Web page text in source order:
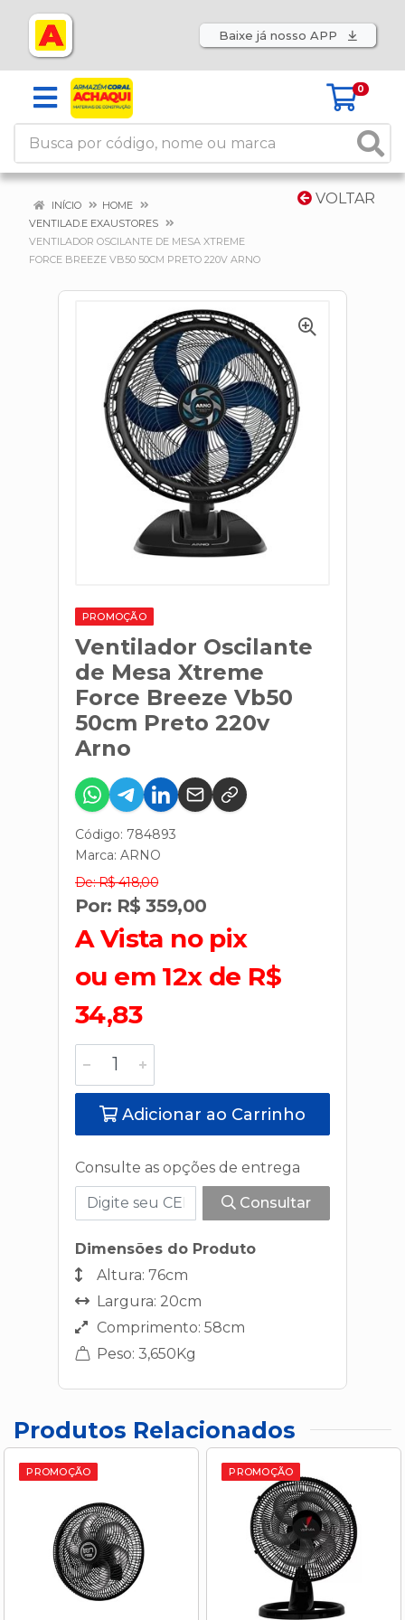
Baixe já nosso APP
0
VOLTAR
INÍCIO
HOME
VENTILAD.E EXAUSTORES
VENTILADOR OSCILANTE DE MESA XTREME
FORCE BREEZE VB50 50CM PRETO 220V ARNO
PROMOÇÃO
Ventilador Oscilante
de Mesa Xtreme
Force Breeze Vb50
50cm Preto 220v
Arno
Código: 784893
Marca: ARNO
De: R$ 418,00
Por: R$ 359,00
A Vista no pix
ou em 12x de R$
34,83
Adicionar ao Carrinho
Consulte as opções de entrega
Consultar
Dimensões do Produto
Altura: 76cm
Largura: 20cm
Comprimento: 58cm
Peso: 3,650Kg
Produtos Relacionados
PROMOÇÃO PROMOÇÃO